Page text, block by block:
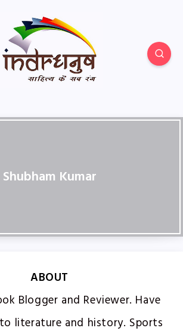
Shubham Kumar
ABOUT
Blogger and Reviewer. Have
literature and history. Sports